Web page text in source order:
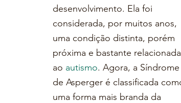
desenvolvimento. Ela foi
considerada, por muitos anos,
uma condição distinta, porém
próxima e bastante relacionada
ao autismo. Agora, a Síndrome
de Asperger é classificada
uma forma mais branda da